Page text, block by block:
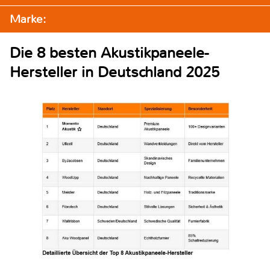
Marke:
Die 8 besten Akustikpaneele-
Hersteller in Deutschland 2025